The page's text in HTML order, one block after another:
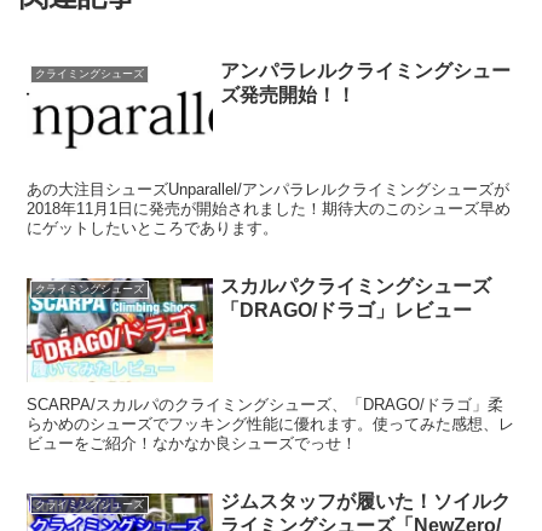
クライミングシューズ
アンパラレルクライミングシュー
ズ発売開始！！
あの大注目シューズUnparallel/アンパラレルクライミングシューズが
2018年11月1日に発売が開始されました！期待大のこのシューズ早め
にゲットしたいところであります。
クライミングシューズ
スカルパクライミングシューズ
「DRAGO/ドラゴ」レビュー
SCARPA/スカルパのクライミングシューズ、「DRAGO/ドラゴ」柔
らかめのシューズでフッキング性能に優れます。使ってみた感想、レ
ビューをご紹介！なかなか良シューズでっせ！
クライミングシューズ
ジムスタッフが履いた！ソイルク
ライミングシューズ「NewZero/